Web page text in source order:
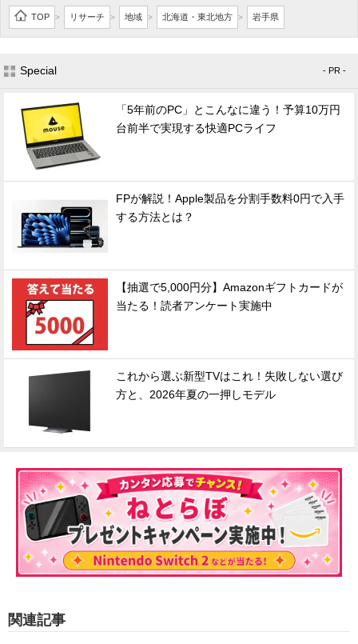
TOP > リサーチ > 地域 > 北海道・東北地方 > 岩手県
Special - PR -
「5年前のPC」とこんなに違う！予算10万円
台前半で実現する快適PCライフ
FPが解説！Apple製品を分割手数料0円で入手
する方法とは？
【抽選で5,000円分】Amazonギフトカードが
当たる！読者アンケート実施中
これから選ぶ新型TVはこれ！失敗しない選び
方と、2026年夏の一押しモデル
関連記事